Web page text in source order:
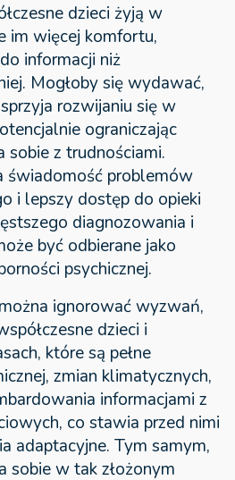
dzieci żyją w
im więcej komfortu,
informacji niż
Mogłoby się wydawać,
rozwijaniu się w
ograniczając
sobie z trudnościami.
świadomość problemów
i lepszy dostęp do opieki
diagnozowania i
być odbierane jako
psychicznej.
ignorować wyzwań,
dzieci i
które są pełne
zmian klimatycznych,
informacjami z
co stawia przed nimi
adaptacyjne. Tym samym,
sobie w tak złożonym